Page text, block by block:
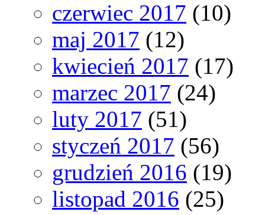
czerwiec 2017 (10)
maj 2017 (12)
kwiecień 2017 (17)
marzec 2017 (24)
luty 2017 (51)
styczeń 2017 (56)
grudzień 2016 (19)
listopad 2016 (25)